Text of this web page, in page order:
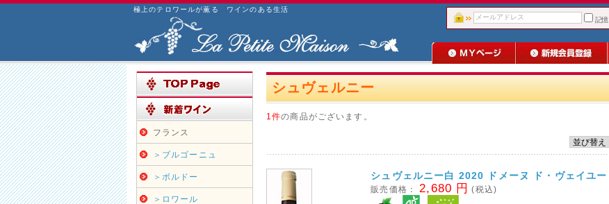
極上のテロワールが薫る ワインのある生活
記憶
フランス
＞ブルゴーニュ
＞ボルドー
＞ロワール
シュヴェルニー
1件の商品がございます。
シュヴェルニー白 2020 ドメーヌ ド・ヴェイユー
販売価格： 2,680 円 (税込)